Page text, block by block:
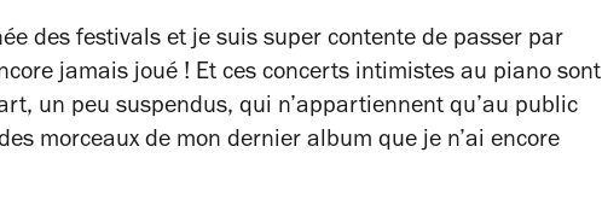
des festivals et je suis super contente de passer par
jamais joué ! Et ces concerts intimistes au piano sont
un peu suspendus, qui n’appartiennent qu’au public
morceaux de mon dernier album que je n’ai encore